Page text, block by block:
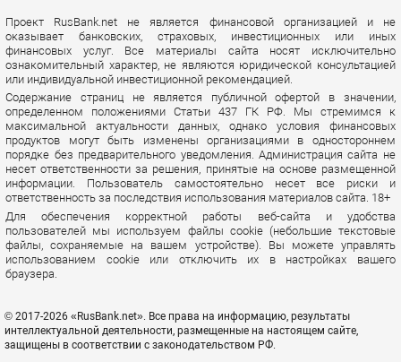
Проект RusBank.net не является финансовой организацией и не
оказывает банковских, страховых, инвестиционных или иных
финансовых услуг. Все материалы сайта носят исключительно
ознакомительный характер, не являются юридической консультацией
или индивидуальной инвестиционной рекомендацией.
Содержание страниц не является публичной офертой в значении,
определенном положениями Статьи 437 ГК РФ. Мы стремимся к
максимальной актуальности данных, однако условия финансовых
продуктов могут быть изменены организациями в одностороннем
порядке без предварительного уведомления. Администрация сайта не
несет ответственности за решения, принятые на основе размещенной
информации. Пользователь самостоятельно несет все риски и
ответственность за последствия использования материалов сайта. 18+
Для обеспечения корректной работы веб-сайта и удобства
пользователей мы используем файлы cookie (небольшие текстовые
файлы, сохраняемые на вашем устройстве). Вы можете управлять
использованием cookie или отключить их в настройках вашего
браузера.
© 2017-2026 «RusBank.net». Все права на информацию, результаты
интеллектуальной деятельности, размещенные на настоящем сайте,
защищены в соответствии с законодательством РФ.